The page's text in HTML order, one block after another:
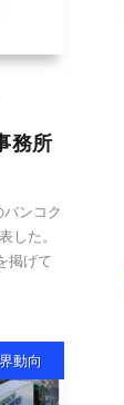
務所
ンコク
した。
掲げて
動向